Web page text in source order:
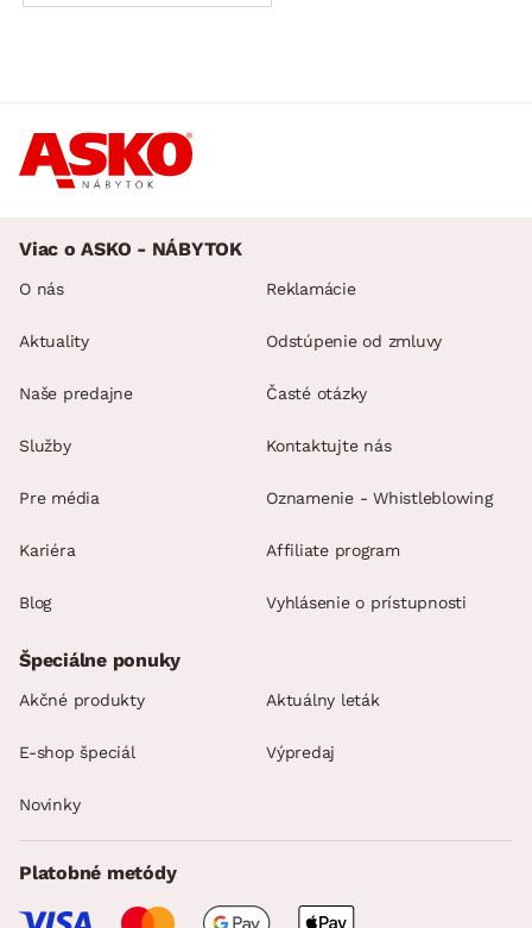
Viac o ASKO - NÁBYTOK
O nás
Aktuality
Naše predajne
Služby
Pre média
Kariéra
Blog
Reklamácie
Odstúpenie od zmluvy
Časté otázky
Kontaktujte nás
Oznamenie - Whistleblowing
Affiliate program
Vyhlásenie o prístupnosti
Špeciálne ponuky
Akčné produkty Aktuálny leták
E-shop špeciál Výpredaj
Novinky
Platobné metódy